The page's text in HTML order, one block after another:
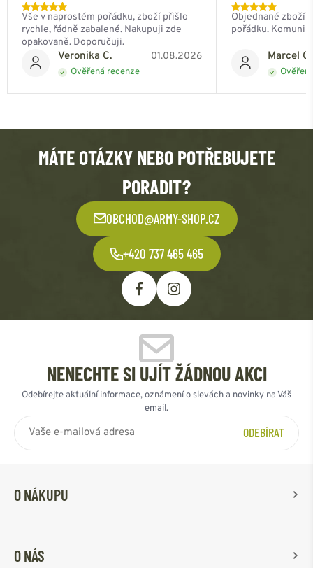
Veronika C. 01.08.2026
Ověřená recenze
Vše v naprostém pořádku, zboží přišlo
rychle, řádně zabalené. Nakupuji zde
opakovaně. Doporučuji.
Marcel
Objednané zboží
pořádku.
MÁTE OTÁZKY NEBO POTŘEBUJETE
PORADIT?
OBCHOD@ARMY-SHOP.CZ
+420 737 465 465
NENECHTE SI UJÍT ŽÁDNOU AKCI
Odebírejte aktuální informace, oznámení o slevách a novinky na Váš
email.
ODEBÍRAT
O NÁKUPU
O NÁS